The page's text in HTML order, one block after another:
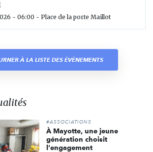
- 06:00 - Place de la porte Maillot
À LA LISTE DES ÉVÈNEMENTS
#ASSOCIATIONS
À Mayotte, une jeune
génération choisit
l'engagement